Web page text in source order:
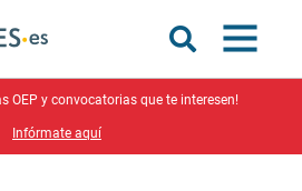
OEP y convocatorias que te interesen!
Infórmate aquí